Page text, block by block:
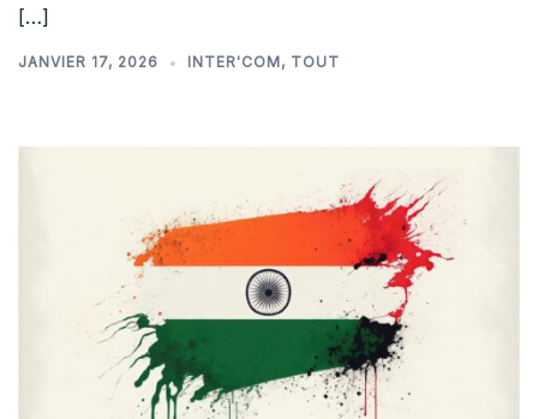
[…]
JANVIER 17, 2026 INTER'COM, TOUT